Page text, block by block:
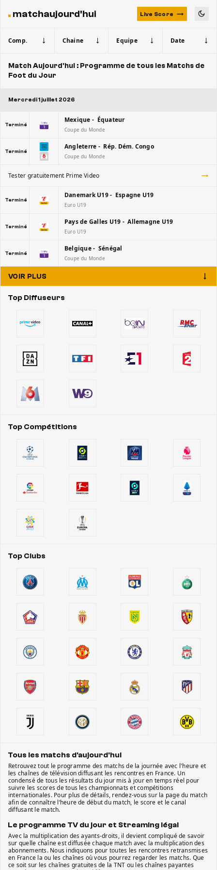
matchaujourd'hui Live Score
Comp. Chaine Equipe Date
Match Aujourd'hui : Programme de tous les Matchs de
Foot du Jour
Mercredi 1 juillet 2026
Terminé
Mexique - Équateur
Coupe du Monde
Terminé
Angleterre - Rép. Dém. Congo
Coupe du Monde
Tester gratuitement Prime Video
Terminé
Danemark U19 - Espagne U19
Euro U19
Terminé
Pays de Galles U19 - Allemagne U19
Euro U19
Terminé
Belgique - Sénégal
Coupe du Monde
VOIR PLUS
Top Diffuseurs
Top Compétitions
Top Clubs
Tous les matchs d'aujourd'hui
Retrouvez tout le programme des matchs de la journée avec l'heure et
les chaînes de télévision diffusant les rencontres en France. Un
condensé de tous les résultats du jour mis à jour en temps réel pour
suivre les scores de tous les championnats et compétitions
internationales. Pour plus de détails, rendez-vous sur la page du match
afin de connaître l’heure de début du match, le score et le canal
diffusant le match.
Le programme TV du jour et Streaming légal
Avec la multiplication des ayants-droits, il devient compliqué de savoir
sur quelle chaîne est diffusée chaque match avec la multiplication des
abonnements. Nous indiquons pour toutes les rencontres retransmises
en France la ou les chaînes où vous pourrez regarder les matchs. Que
ce soit sur les chaînes gratuites de la TNT ou les chaînes payantes